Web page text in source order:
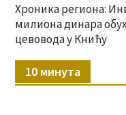
Хроника региона:
милиона динара
цевовода у Книћу
10 минута